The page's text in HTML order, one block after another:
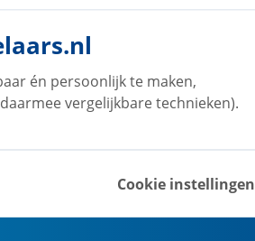
én persoonlijk te maken,
vergelijkbare technieken).
Cookie instellingen